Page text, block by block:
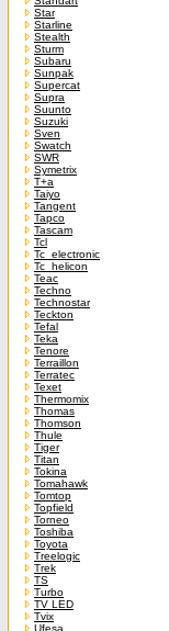
Star
Starline
Stealth
Sturm
Subaru
Sunpak
Supercat
Supra
Suunto
Suzuki
Sven
Swatch
SWR
Symetrix
T+a
Taiyo
Tangent
Tapco
Tascam
Tcl
Tc_electronic
Tc_helicon
Teac
Techno
Technostar
Teckton
Tefal
Teka
Tenore
Terraillon
Terratec
Texet
Thermomix
Thomas
Thomson
Thule
Tiger
Titan
Tokina
Tomahawk
Tomtop
Topfield
Torneo
Toshiba
Toyota
Treelogic
Trek
TS
Turbo
TV LED
Tvix
Ufesa